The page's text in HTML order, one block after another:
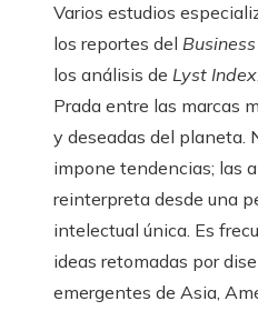
Varios estudios
los reportes del
los análisis de Lyst Index
Prada entre las marcas
y deseadas del planeta.
impone tendencias; las
reinterpreta desde una
intelectual única. Es
ideas retomadas por
emergentes de Asia,